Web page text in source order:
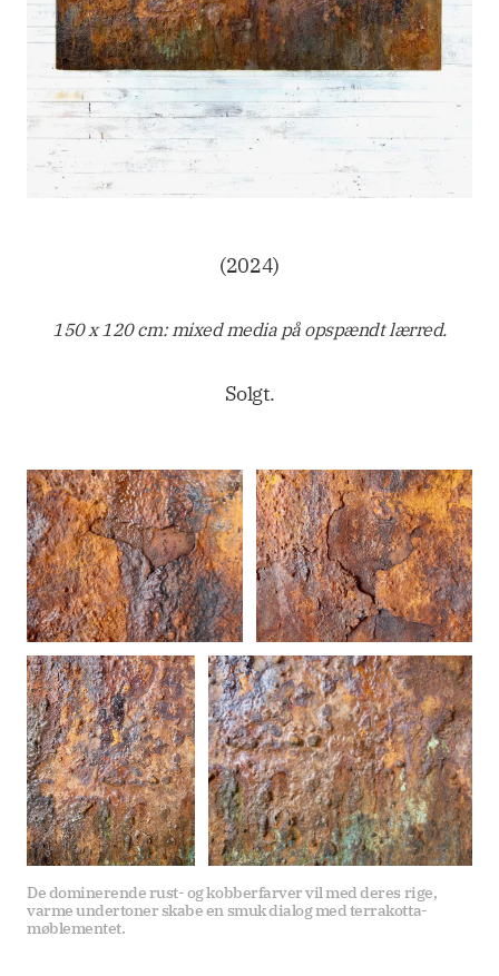
(2024)
150 x 120 cm: mixed media på opspændt lærred.
Solgt.
De dominerende rust- og kobberfarver vil med deres rige,
varme undertoner skabe en smuk dialog med terrakotta-
møblementet.